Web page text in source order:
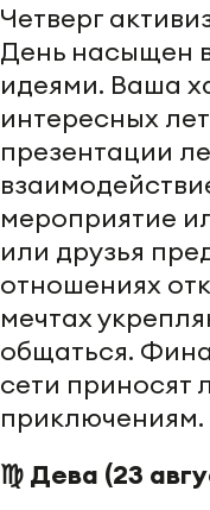
Четверг
День насыщен
идеями. Ваша
интересных
презентации
мероприятие
или друзья
отношениях
мечтах
общаться.
сети приносят
приключениям.
♍ Дева (23